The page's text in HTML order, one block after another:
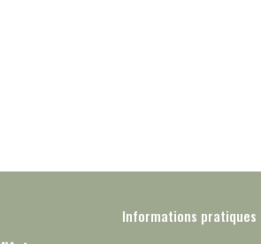
Informations pratiques